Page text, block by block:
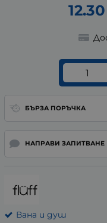
12.30
БЪРЗА ПОРЪЧКА
НАПРАВИ ЗАПИТВАНЕ
Вана и душ